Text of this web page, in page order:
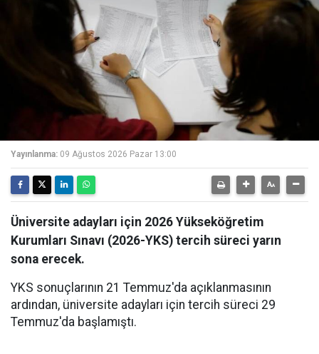
Yayınlanma: 09 Ağustos 2026 Pazar 13:00
Üniversite adayları için 2026 Yükseköğretim
Kurumları Sınavı (2026-YKS) tercih süreci yarın
sona erecek.
YKS sonuçlarının 21 Temmuz'da açıklanmasının
ardından, üniversite adayları için tercih süreci 29
Temmuz'da başlamıştı.